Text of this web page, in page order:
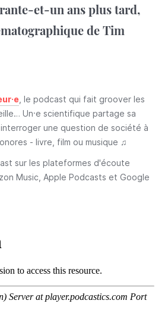
et-un ans plus tard,
de Tim
, le podcast qui fait groover les
Un·e scientifique partage sa
une question de société à
- livre, film ou musique ♫
sur les plateformes d'écoute
Music, Apple Podcasts et Google